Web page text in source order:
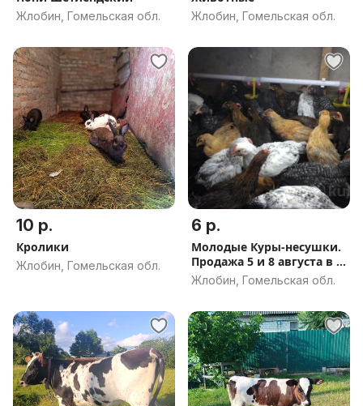
Жлобин, Гомельская обл. Жлобин, Гомельская обл.
10 р.
Кролики
Жлобин, Гомельская обл.
6 р.
Молодые Куры-несушки.
Продажа 5 и 8 августа в г.
Жлобин.
Жлобин, Гомельская обл.